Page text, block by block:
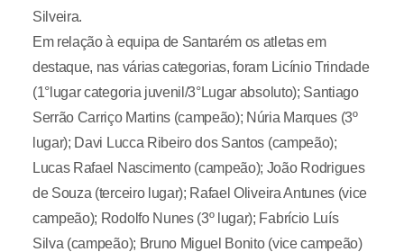
Silveira.
Em relação à equipa de Santarém os atletas em
destaque, nas várias categorias, foram Licínio Trindade
(1°lugar categoria juvenil/3°Lugar absoluto); Santiago
Serrão Carriço Martins (campeão); Núria Marques (3º
lugar); Davi Lucca Ribeiro dos Santos (campeão);
Lucas Rafael Nascimento (campeão); João Rodrigues
de Souza (terceiro lugar); Rafael Oliveira Antunes (vice
campeão); Rodolfo Nunes (3º lugar); Fabrício Luís
Silva (campeão); Bruno Miguel Bonito (vice campeão)